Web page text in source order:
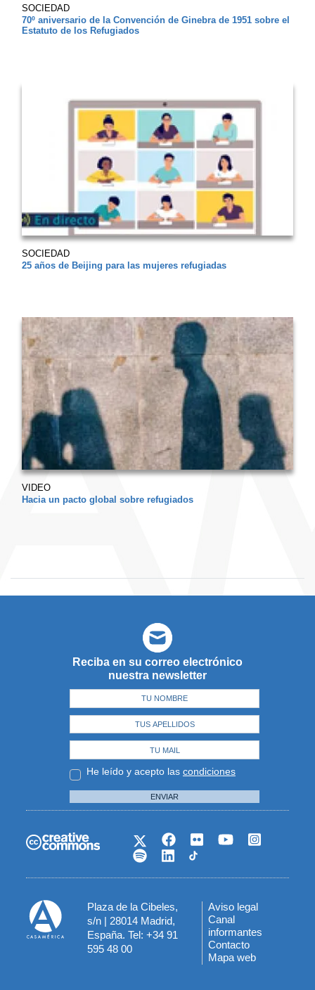
SOCIEDAD
70º aniversario de la Convención de Ginebra de 1951 sobre el
Estatuto de los Refugiados
SOCIEDAD
25 años de Beijing para las mujeres refugiadas
VIDEO
Hacia un pacto global sobre refugiados
Reciba en su correo electrónico
nuestra newsletter
He leído y acepto las condiciones
ENVIAR
Plaza de la Cibeles,
s/n | 28014 Madrid,
España. Tel: +34 91
595 48 00
Menú
del
pie
Aviso legal
Canal
informantes
Contacto
Mapa web